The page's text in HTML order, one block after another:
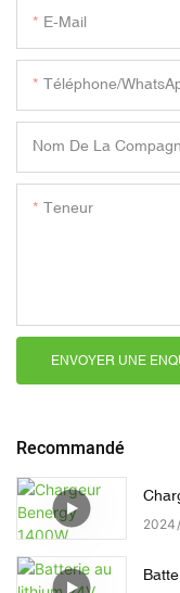
E-Mail
Téléphone/
Nom De La
Teneur
ENVOYER UNE
Recommandé
2024